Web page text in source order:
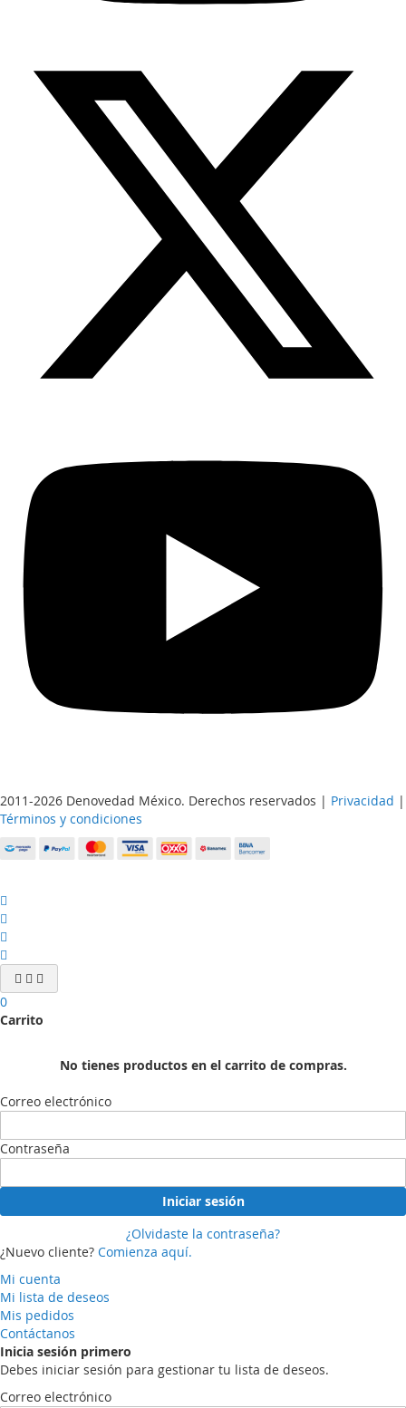
2011-2026 Denovedad México. Derechos reservados | Privacidad |
Términos y condiciones
0
Carrito
No tienes productos en el carrito de compras.
Correo electrónico
Contraseña
Iniciar sesión
¿Olvidaste la contraseña?
¿Nuevo cliente? Comienza aquí.
Mi cuenta
Mi lista de deseos
Mis pedidos
Contáctanos
Inicia sesión primero
Debes iniciar sesión para gestionar tu lista de deseos.
Correo electrónico